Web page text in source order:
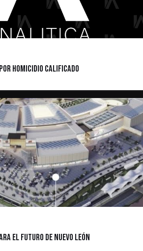
Homicidio Calificado
el futuro de Nuevo León